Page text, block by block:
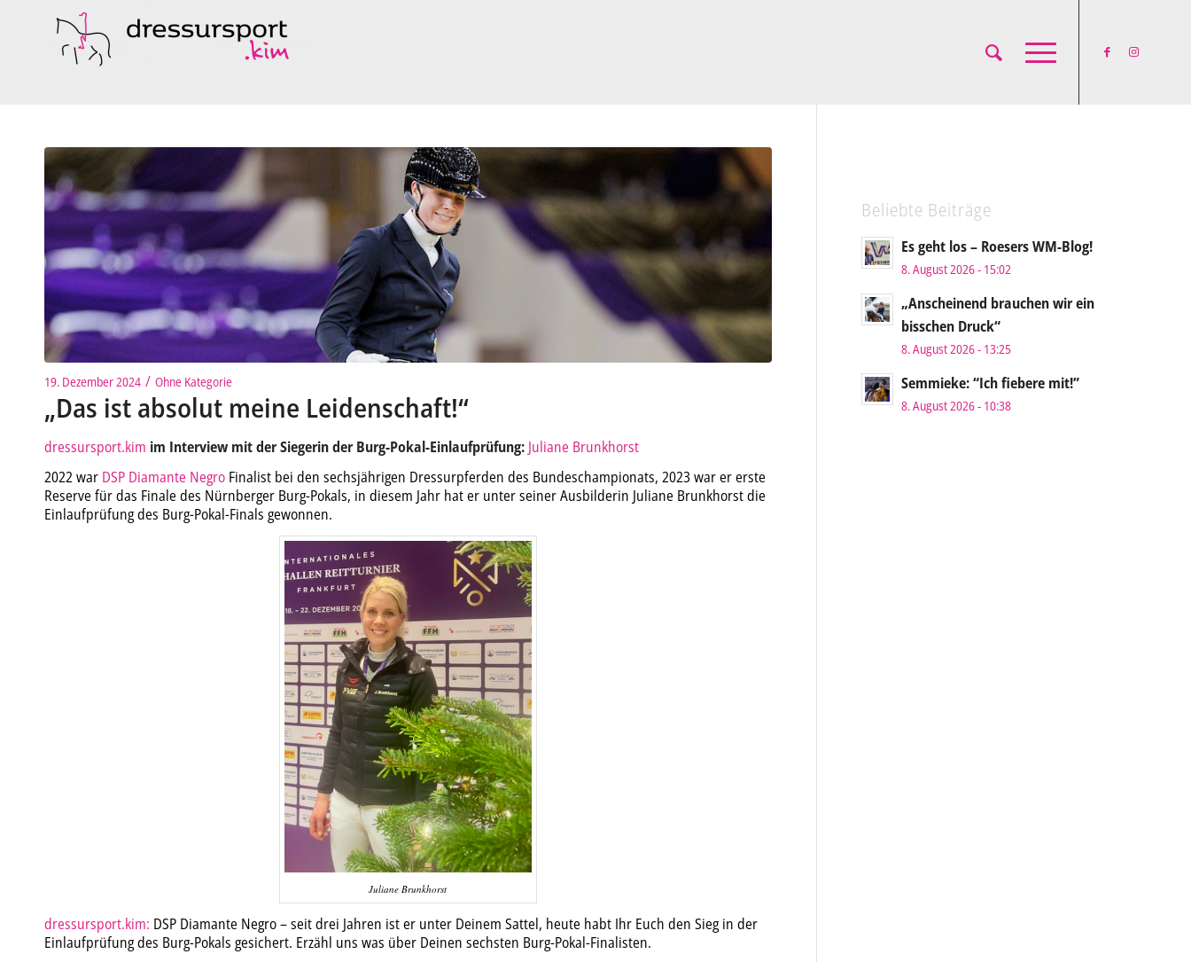
19. Dezember 2024 / Ohne Kategorie
„Das ist absolut meine Leidenschaft!“
dressursport.kim im Interview mit der Siegerin der Burg-Pokal-Einlaufprüfung: Juliane Brunkhorst
2022 war DSP Diamante Negro Finalist bei den sechsjährigen Dressurpferden des Bundeschampionats, 2023 war er erste
Reserve für das Finale des Nürnberger Burg-Pokals, in diesem Jahr hat er unter seiner Ausbilderin Juliane Brunkhorst die
Einlaufprüfung des Burg-Pokal-Finals gewonnen.
Juliane Brunkhorst
dressursport.kim: DSP Diamante Negro – seit drei Jahren ist er unter Deinem Sattel, heute habt Ihr Euch den Sieg in der
Einlaufprüfung des Burg-Pokals gesichert. Erzähl uns was über Deinen sechsten Burg-Pokal-Finalisten.
Beliebte Beiträge
Es geht los – Roesers WM-Blog!
8. August 2026 - 15:02
„Anscheinend brauchen wir ein
bisschen Druck“
8. August 2026 - 13:25
Semmieke: “Ich fiebere mit!”
8. August 2026 - 10:38